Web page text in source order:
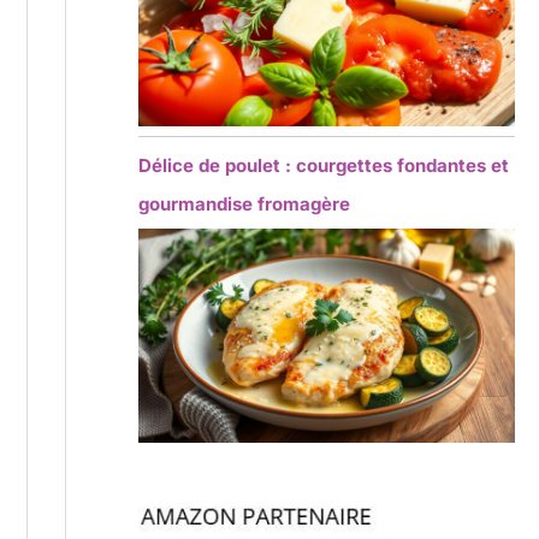
Délice de poulet : courgettes fondantes et
gourmandise fromagère